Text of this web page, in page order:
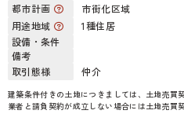
都市計画
市街化区域
用途地域
1種住居
設備・条件
備考
取引態様
仲介
建築条件付きの土地につきましては、土地売買
業者と請負契約が成立しない場合には土地売買